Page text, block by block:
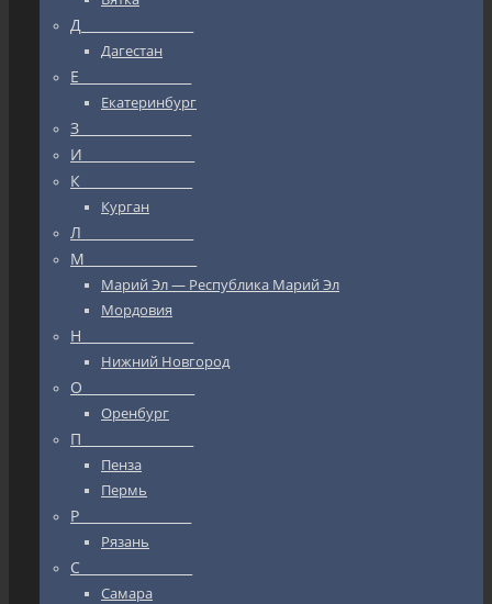
Д_________________
Дагестан
Е_________________
Екатеринбург
З_________________
И_________________
К_________________
Курган
Л_________________
М_________________
Марий Эл — Республика Марий Эл
Мордовия
Н_________________
Нижний Новгород
О_________________
Оренбург
П_________________
Пенза
Пермь
Р_________________
Рязань
С_________________
Самара